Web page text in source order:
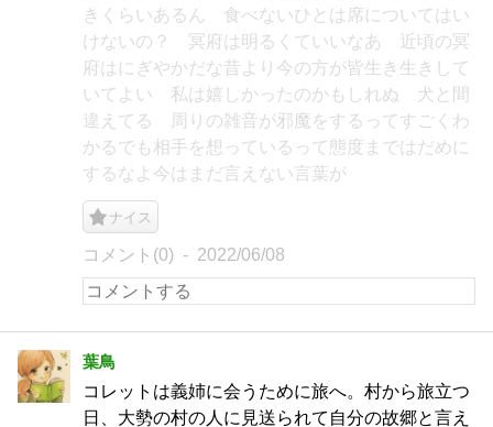
きくらいあるん 食べないひとは席についてはい
けないの？ 冥府は明るくていいなあ 近頃の冥
府はにぎやかだな昔より今の方が皆生き生きして
いてよい 私は嬉しかったのかもしれぬ 犬と間
違えてる 周りの雑音が邪魔をするってすごくわ
かるでも相手を想っているって態度まではだめに
するなよ今はまだ言えない言葉が
ナイス
コメント(0) 2022/06/08
葉鳥
コレットは義姉に会うために旅へ。村から旅立つ
日、大勢の村の人に見送られて自分の故郷と言え